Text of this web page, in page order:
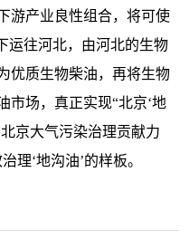
游产业良性组合，将可使
运往河北，由河北的生物
优质生物柴油，再将生物
市场，真正实现“北京‘地
京大气污染治理贡献力
理‘地沟油’的样板。